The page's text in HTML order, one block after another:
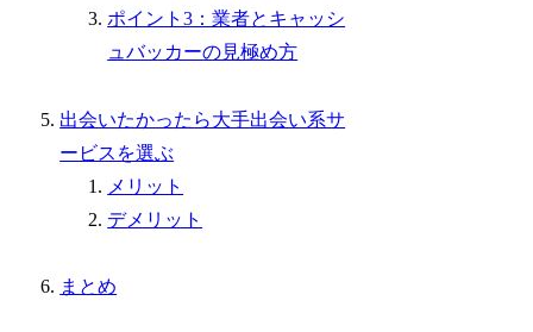
ポイント3：業者とキャッシ
ュバッカーの見極め方
出会いたかったら大手出会い系サ
ービスを選ぶ
メリット
デメリット
まとめ